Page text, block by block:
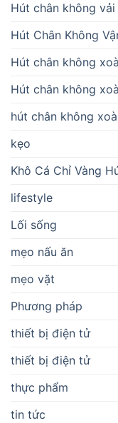
Hút chân không
Hút Chân Không
Hút chân không
Hút chân không
hút chân không
kẹo
Khô Cá Chỉ Vàng
lifestyle
Lối sống
mẹo nấu ăn
mẹo vặt
Phương pháp
thiết bị điện tử
thiết bị điện tử
thực phẩm
tin tức